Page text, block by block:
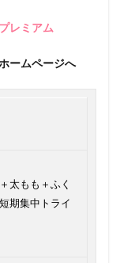
レミアム
ームページへ
太もも＋ふく
期集中トライ